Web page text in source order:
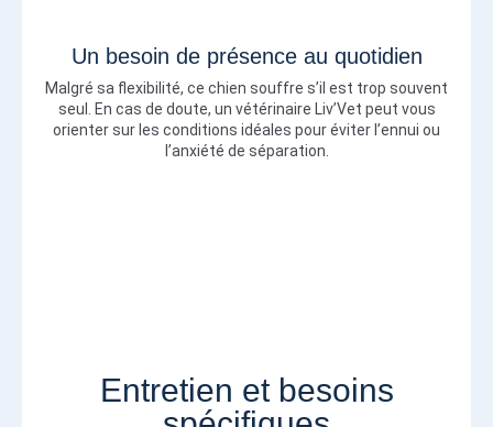
Un besoin de présence au quotidien
Malgré sa flexibilité, ce chien souffre s’il est trop souvent
seul. En cas de doute, un vétérinaire Liv’Vet peut vous
orienter sur les conditions idéales pour éviter l’ennui ou
l’anxiété de séparation.
Entretien et besoins